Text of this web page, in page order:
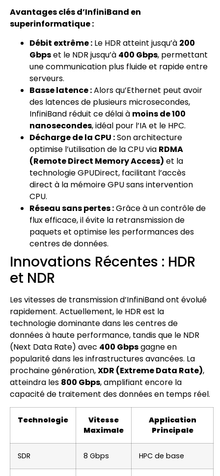
Avantages clés d’InfiniBand en
superinformatique :
Débit extrême : Le HDR atteint jusqu’à 200
Gbpset le NDR jusqu’à 400 Gbps, permettant
une communication plus fluide et rapide entre
serveurs.
Basse latence :Alors qu’Ethernet peut avoir
des latences de plusieurs microsecondes,
InfiniBand réduit ce délai à moins de 100
nanosecondes, idéal pour l’IA et le HPC.
Décharge de la CPU :Son architecture
optimise l’utilisation de la CPU via RDMA
(Remote Direct Memory Access) et la
technologie GPUDirect, facilitant l’accès
direct à la mémoire GPU sans intervention
CPU.
Réseau sans pertes :Grâce à un contrôle de
flux efficace, il évite la retransmission de
paquets et optimise les performances des
centres de données.
Innovations Récentes : HDR
et NDR
Les vitesses de transmission d’InfiniBand ont évolué
rapidement. Actuellement, le HDR est la
technologie dominante dans les centres de
données à haute performance, tandis que le NDR
(Next Data Rate) avec 400 Gbpsgagne en
popularité dans les infrastructures avancées. La
prochaine génération,XDR (Extreme Data Rate),
atteindra les 800 Gbps, amplifiant encore la
capacité de traitement des données en temps réel.
Technologie
Vitesse
Maximale
Application
Principale
SDR 8 Gbps HPC de base